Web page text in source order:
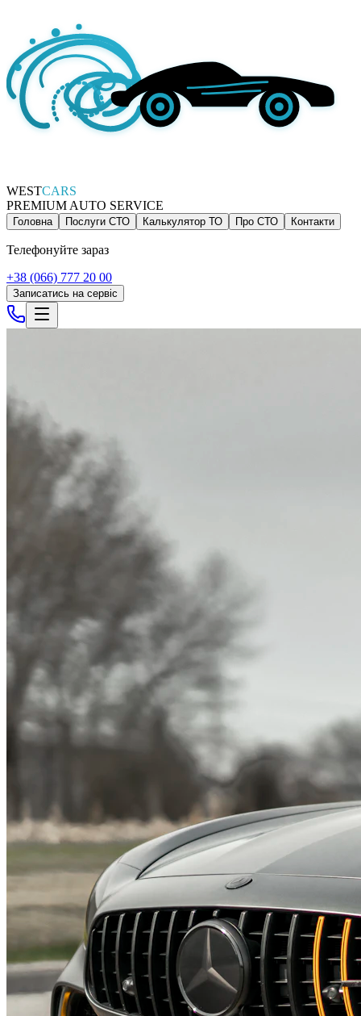
WESTCARS
PREMIUM AUTO SERVICE
Головна Послуги СТО Калькулятор ТО Про СТО Контакти
Телефонуйте зараз
+38 (066) 777 20 00
Записатись на сервіс